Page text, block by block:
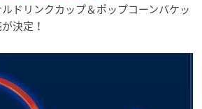
ドリンクカップ＆ポップコーンバケッ
決定！